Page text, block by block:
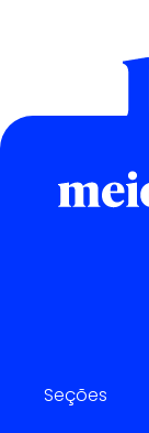
Seções